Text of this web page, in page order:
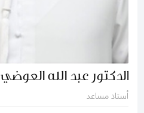
الدكتور عبد الله العوضي
أستاذ مساعد